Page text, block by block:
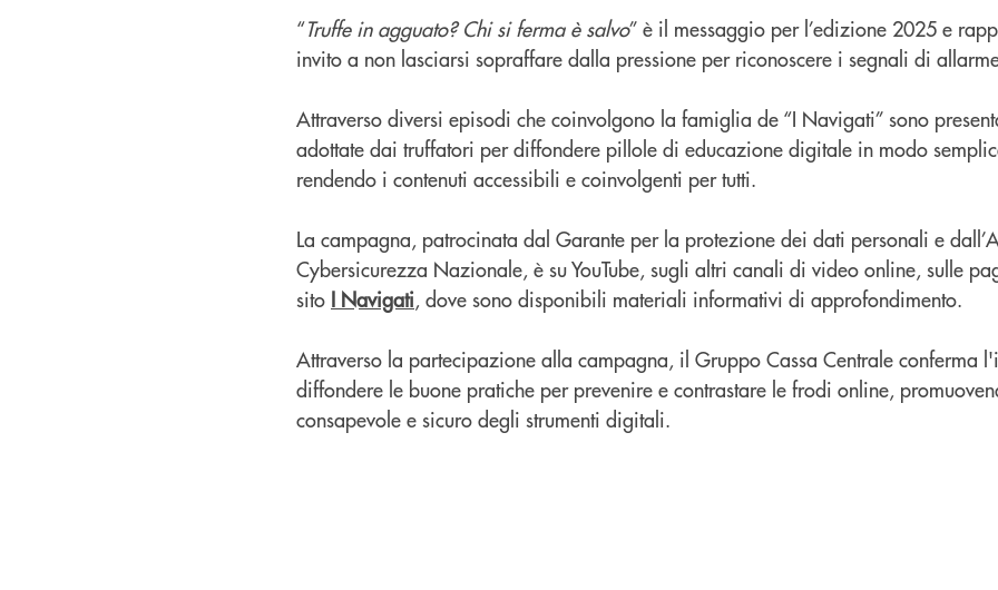
“Truffe in agguato? Chi si ferma è salvo” è il messaggio per l’edizione 2025 e
invito a non lasciarsi sopraffare dalla pressione per riconoscere i segnali di
Attraverso diversi episodi che coinvolgono la famiglia de “I Navigati” sono
adottate dai truffatori per diffondere pillole di educazione digitale in modo
rendendo i contenuti accessibili e coinvolgenti per tutti.
La campagna, patrocinata dal Garante per la protezione dei dati personali e
Cybersicurezza Nazionale, è su YouTube, sugli altri canali di video online, sulle
sito I Navigati, dove sono disponibili materiali informativi di approfondimento.
Attraverso la partecipazione alla campagna, il Gruppo Cassa Centrale conferma
diffondere le buone pratiche per prevenire e contrastare le frodi online,
consapevole e sicuro degli strumenti digitali.